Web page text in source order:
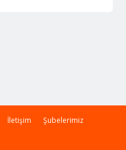
İletişim Şubelerimiz